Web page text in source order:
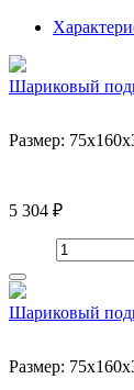
Шариковый
Размер:
5 304 ₽
Шариковый
Размер: